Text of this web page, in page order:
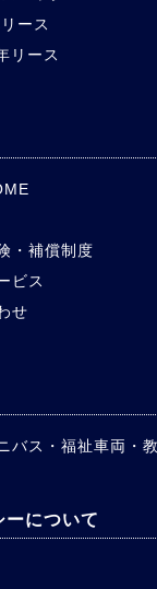
ース
リース
・補償制度
ビス
せ
バス・福祉車両・
ーについて